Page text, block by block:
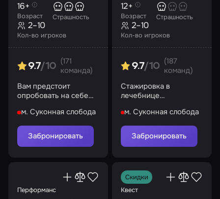
Возраст
16+
Страшность
Кол-во игроков
2–10
9.7/10
(171
команда)
Вам предстоит
опробовать на себе
испытали несчастные
жертвы братьев
Баррелл
м. Суконная слобода
Забронировать
Возраст
12+
Страшность
Кол-во игроков
2–10
9.7/10
(187
команд)
Стажировка в
лечебнице
Выживете ли вы?
м. Суконная слобода
Забронировать
Перформанс
Скидки
Квест